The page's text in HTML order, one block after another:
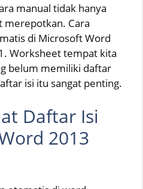
manual tidak hanya
merepotkan. Cara
di Microsoft Word
Worksheet tempat kita
belum memiliki daftar
isi itu sangat penting.
Daftar Isi
2013